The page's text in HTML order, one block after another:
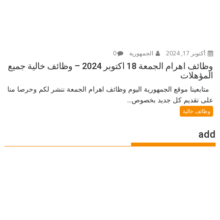
أكتوبر 17, 2024 الجمهورية 0
وظائف اهرام الجمعة 18 اكتوبر 2024 – وظائف خالية جميع
المؤهلات
متابعينا موقع الجمهورية اليوم وظائف اهرام الجمعة ننشر لكم وحرصا منا
على تقديم كل جديد بخصوص...
وظائف خالية
add